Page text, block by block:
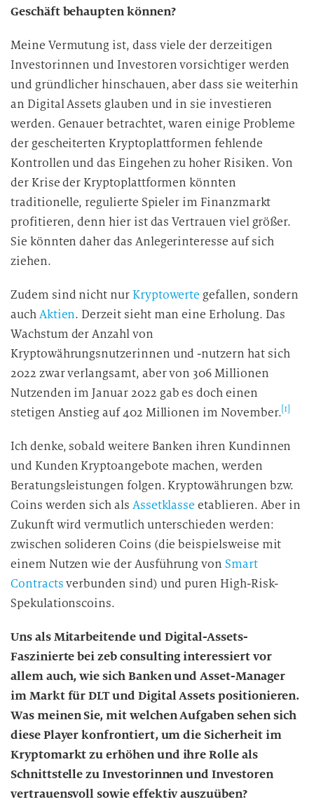
Geschäft behaupten können?
Meine Vermutung ist, dass viele der derzeitigen
Investorinnen und Investoren vorsichtiger werden
und gründlicher hinschauen, aber dass sie weiterhin
an Digital Assets glauben und in sie investieren
werden. Genauer betrachtet, waren einige Probleme
der gescheiterten Kryptoplattformen fehlende
Kontrollen und das Eingehen zu hoher Risiken. Von
der Krise der Kryptoplattformen könnten
traditionelle, regulierte Spieler im Finanzmarkt
profitieren, denn hier ist das Vertrauen viel größer.
Sie könnten daher das Anlegerinteresse auf sich
ziehen.
Zudem sind nicht nurKryptowerte gefallen, sondern
auchAktien. Derzeit sieht man eine Erholung. Das
Wachstum der Anzahl von
Kryptowährungsnutzerinnen und -nutzern hat sich
2022 zwar verlangsamt, aber von 306 Millionen
Nutzenden im Januar 2022 gab es doch einen
stetigen Anstieg auf 402 Millionen im November.[1]
Ich denke, sobald weitere Banken ihren Kundinnen
und Kunden Kryptoangebote machen, werden
Beratungsleistungen folgen. Kryptowährungen bzw.
Coins werden sich als Assetklasse etablieren. Aber in
Zukunft wird vermutlich unterschieden werden:
zwischen solideren Coins (die beispielsweise mit
einem Nutzen wie der Ausführung vonSmart
Contractsverbunden sind) und puren High-Risk-
Spekulationscoins.
Uns als Mitarbeitende und Digital-Assets-
Faszinierte bei zeb consulting interessiert vor
allem auch, wie sich Banken und Asset-Manager
im Markt für DLT und Digital Assets positionieren.
Was meinen Sie, mit welchen Aufgaben sehen sich
diese Player konfrontiert, um die Sicherheit im
Kryptomarkt zu erhöhen und ihre Rolle als
Schnittstelle zu Investorinnen und Investoren
vertrauensvoll sowie effektiv auszuüben?